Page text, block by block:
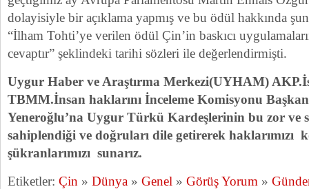
dolayisiyle bir açıklama yapmış ve bu ödül hakkında
“İlham Tohti’ye verilen ödül Çin’in baskıcı
cevaptır” şeklindeki tarihi sözleri ile değerlendirmişti.
Uygur Haber ve Araştırma Merkezi(UYHAM)
TBMM.İnsan haklarını İnceleme Komisyonu
Yeneroğlu’na Uygur Türkü Kardeşlerinin bu zor ve
sahiplendiği ve doğruları dile getirerek haklarımızı
şükranlarımızı sunarız.
Etiketler: Çin » Dünya » Genel » Görüş Yorum »